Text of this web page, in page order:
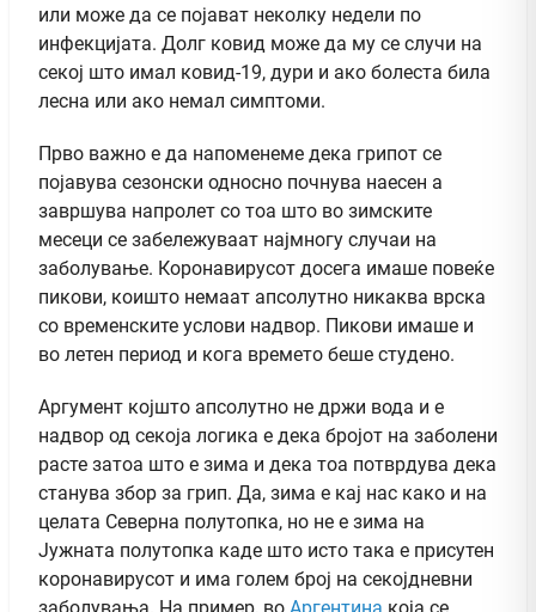
или може да се појават неколку недели по
инфекцијата. Долг ковид може да му се случи на
секој што имал ковид-19, дури и ако болеста била
лесна или ако немал симптоми.
Прво важно е да напоменеме дека грипот се
појавува сезонски односно почнува наесен а
завршува напролет со тоа што во зимските
месеци се забележуваат најмногу случаи на
заболување. Коронавирусот досега имаше повеќе
пикови, коишто немаат апсолутно никаква врска
со временските услови надвор. Пикови имаше и
во летен период и кога времето беше студено.
Аргумент којшто апсолутно не држи вода и е
надвор од секоја логика е дека бројот на заболени
расте затоа што е зима и дека тоа потврдува дека
станува збор за грип. Да, зима е кај нас како и на
целата Северна полутопка, но не е зима на
Јужната полутопка каде што исто така е присутен
коронавирусот и има голем број на секојдневни